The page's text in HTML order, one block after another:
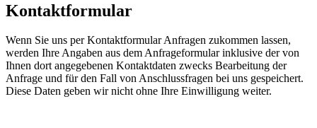
Kontaktformular
Wenn Sie uns per Kontaktformular Anfragen zukommen lassen,
werden Ihre Angaben aus dem Anfrageformular inklusive der von
Ihnen dort angegebenen Kontaktdaten zwecks Bearbeitung der
Anfrage und für den Fall von Anschlussfragen bei uns gespeichert.
Diese Daten geben wir nicht ohne Ihre Einwilligung weiter.